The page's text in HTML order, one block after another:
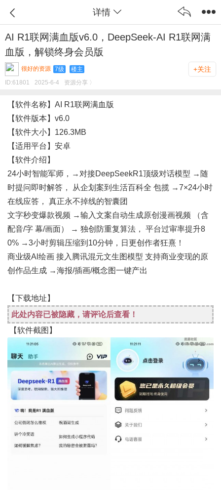
详情
AI R1联网满血版v6.0，DeepSeek-AI R1联网满
血版，解锁终身会员版
+关注
很好的资源 7级
楼主
ID:61801 2025-6-4 资源分享 〉
【软件名称】AI R1联网满血版
【软件版本】v6.0
【软件大小】126.3MB
【适用平台】安卓
【软件介绍】
24小时智能军师，→对接DeepSeekR1顶级对话模型 →随
时提问即时解答， 从企划案到生活百科全 包揽 →7×24小时
在线应答， 真正永不掉线的智囊团
文字秒变爆款视频 →输入文案自动生成原创漫画视频 （含
配音/字 幕/画面） → 独创防重复算法， 平台过审率提升8
0% →3小时剪辑压缩到10分钟，日更创作者狂熹！
商业级Al绘画 接入腾讯混元文生图模型 支持商业变现的原
创作品生成 →海报/插画/概念图一键产出
【下载地址】
此处内容已被隐藏，请评论后查看！
【软件截图】